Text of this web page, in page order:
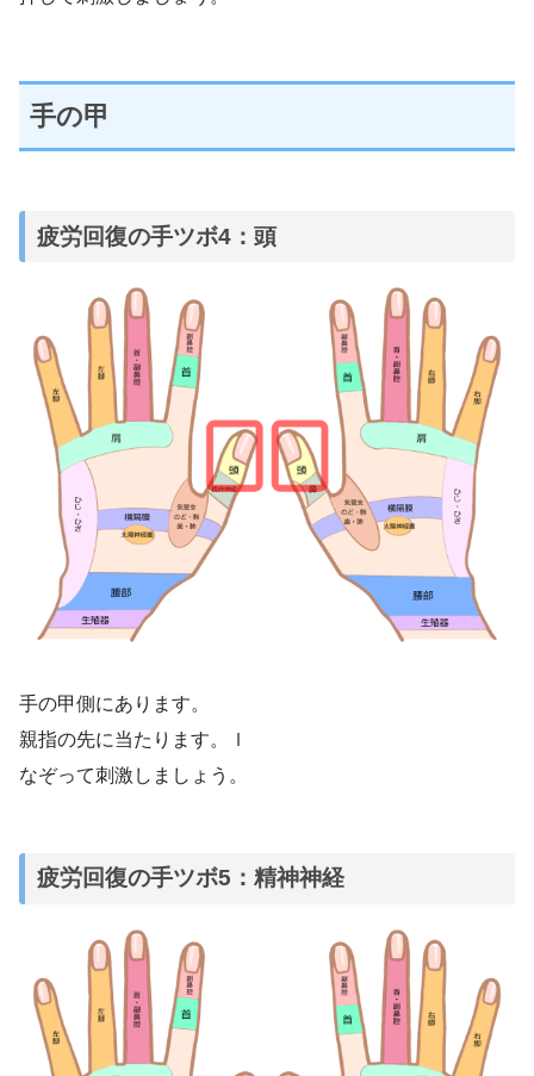
手の甲
疲労回復の手ツボ4：頭
手の甲側にあります。
親指の先に当たります。ｌ
なぞって刺激しましょう。
疲労回復の手ツボ5：精神神経